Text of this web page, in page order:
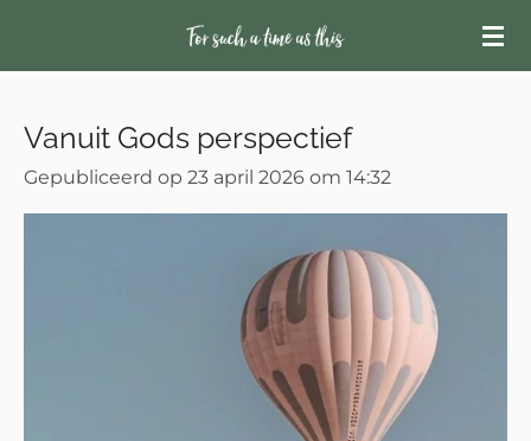
deVanuit Gods perspectief
Gepubliceerd op 23 april 2026 om 14:32